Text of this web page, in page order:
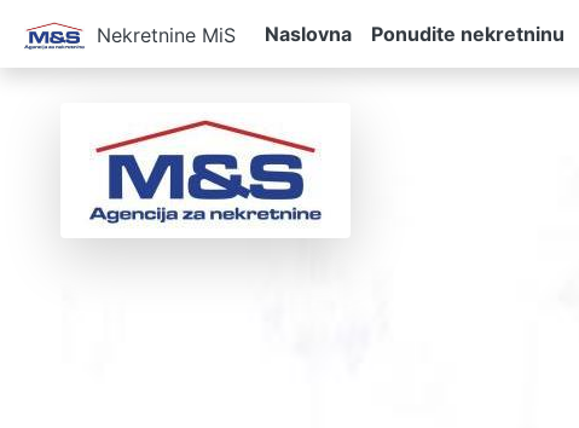
Nekretnine MiS Naslovna Ponudite nekretninu